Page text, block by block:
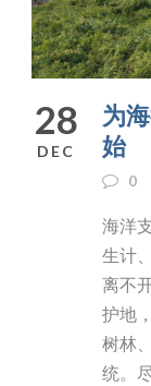
28
DEC
为
始
0
海洋
生计
离不
护地
树林
统。